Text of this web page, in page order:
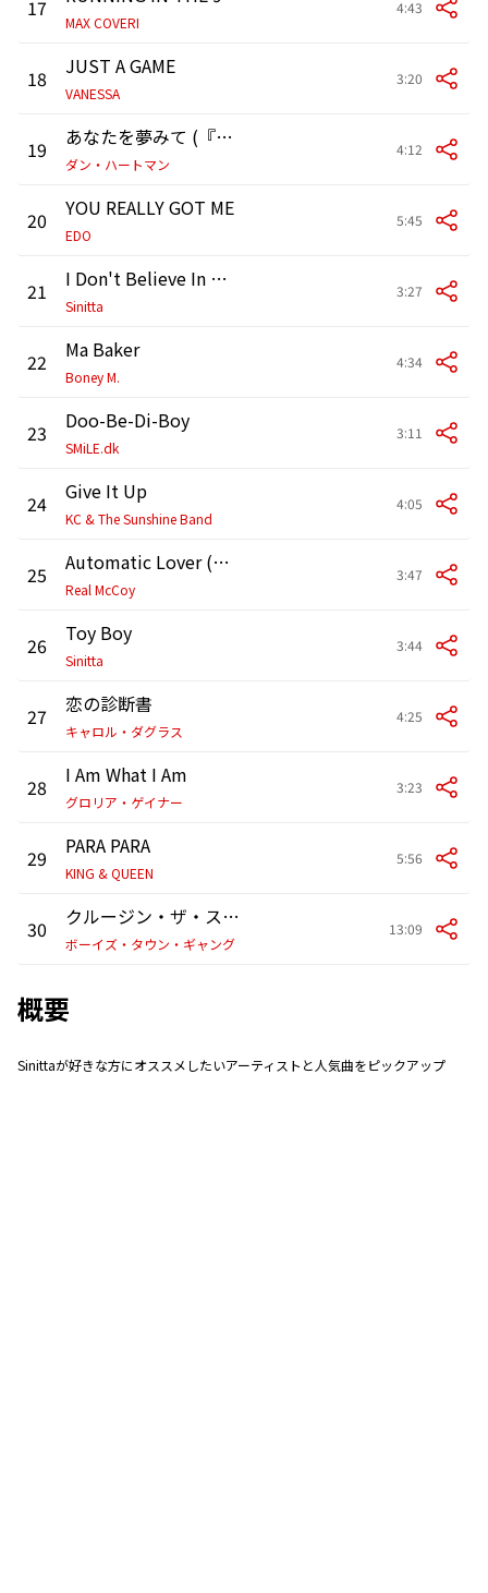
17
MAX COVERI
4:43
18 JUST A GAME
VANESSA
3:20
19 あなたを夢みて (『ストリーツ・オブ・ファイア』より)
ダン・ハートマン
4:12
20 YOU REALLY GOT ME
EDO
5:45
21 I Don't Believe In Miracles
Sinitta
3:27
22 Ma Baker
Boney M.
4:34
23 Doo-Be-Di-Boy
SMiLE.dk
3:11
24 Give It Up
KC & The Sunshine Band
4:05
25 Automatic Lover (Call For Love)
Real McCoy
3:47
26 Toy Boy
Sinitta
3:44
27 恋の診断書
キャロル・ダグラス
4:25
28 I Am What I Am
グロリア・ゲイナー
3:23
29 PARA PARA
KING & QUEEN
5:56
30 クルージン・ザ・ストリーツ
ボーイズ・タウン・ギャング
13:09
概要
Sinittaが好きな方にオススメしたいアーティストと人気曲をピックアップ